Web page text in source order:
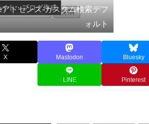
ト・ブログ作成
ドセンス-カスタム検索デフ
ォルト
X Mastodon Bluesky
LINE Pinterest